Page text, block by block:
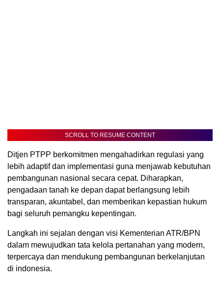
SCROLL TO RESUME CONTENT
Ditjen PTPP berkomitmen mengahadirkan regulasi yang
lebih adaptif dan implementasi guna menjawab kebutuhan
pembangunan nasional secara cepat. Diharapkan,
pengadaan tanah ke depan dapat berlangsung lebih
transparan, akuntabel, dan memberikan kepastian hukum
bagi seluruh pemangku kepentingan.
Langkah ini sejalan dengan visi Kementerian ATR/BPN
dalam mewujudkan tata kelola pertanahan yang modern,
terpercaya dan mendukung pembangunan berkelanjutan
di indonesia.